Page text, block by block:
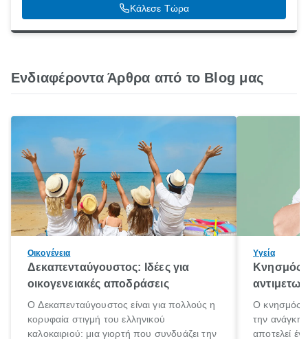
Κάλεσε Τώρα
Ενδιαφέροντα Άρθρα από το Blog μας
Οικογένεια
Δεκαπενταύγουστος: Ιδέες για
οικογενειακές αποδράσεις
Ο Δεκαπενταύγουστος είναι για πολλούς η
κορυφαία στιγμή του ελληνικού
καλοκαιριού: μια γιορτή που συνδυάζει την
Υγεία
Κνησμός:
Ο κνησμός
την ανάγκη
αποτελεί